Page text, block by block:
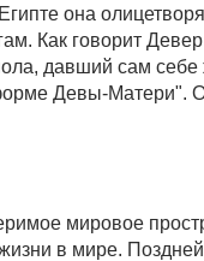
она
Как говорит
давший сам себе
Девы-Матери".
мировое
в мире.